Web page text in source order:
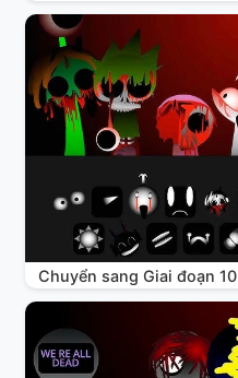
Chuyển sang Giai đoạn 10